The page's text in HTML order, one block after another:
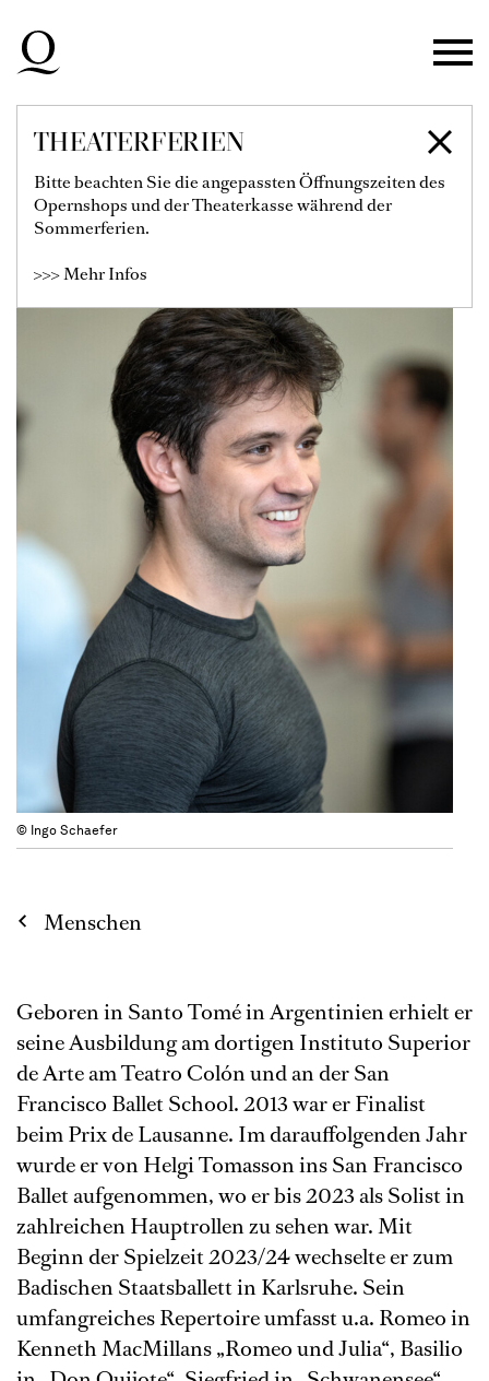
Zur Hauptnavigation springen
Zum Hauptinhalt springen
Zum Footer springen
THEATERFERIEN
Bitte beachten Sie die angepassten Öffnungszeiten des
Opernshops und der Theaterkasse während der
Sommerferien.
>>> Mehr Infos
LUCAS ERNI
© Ingo Schaefer
Menschen
Geboren in Santo Tomé in Argentinien erhielt er
seine Ausbildung am dortigen Instituto Superior
de Arte am Teatro Colón und an der San
Francisco Ballet School. 2013 war er Finalist
beim Prix de Lausanne. Im darauffolgenden Jahr
wurde er von Helgi Tomasson ins San Francisco
Ballet aufgenommen, wo er bis 2023 als Solist in
zahlreichen Hauptrollen zu sehen war. Mit
Beginn der Spielzeit 2023/24 wechselte er zum
Badischen Staatsballett in Karlsruhe. Sein
umfangreiches Repertoire umfasst u.a. Romeo in
Kenneth MacMillans „Romeo und Julia“, Basilio